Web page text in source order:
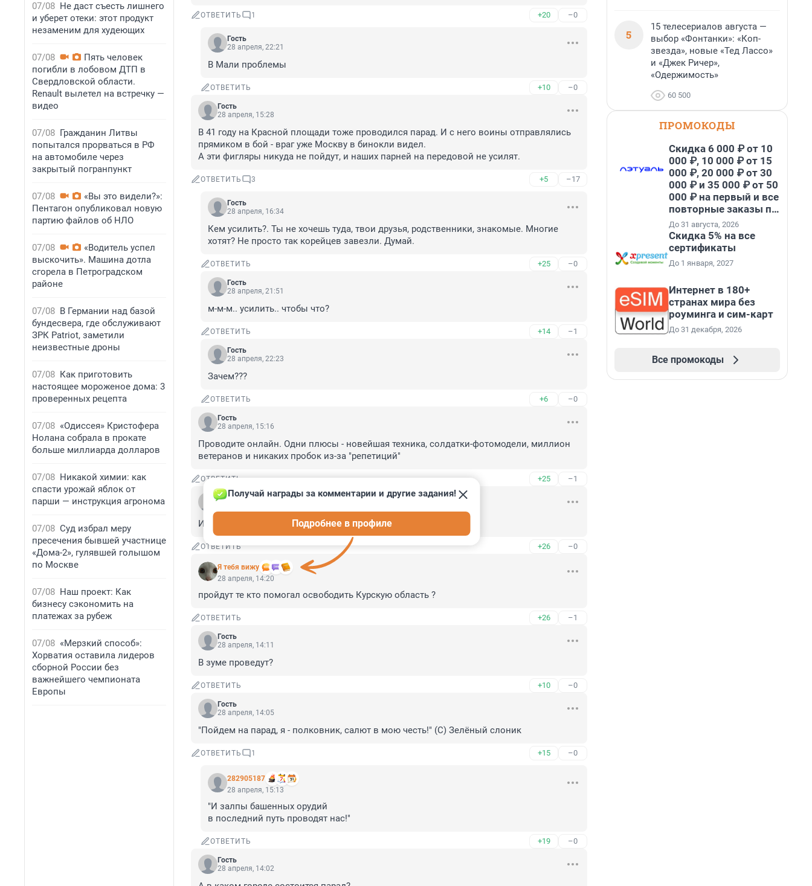
07/08 Не даст съесть лишнего
и уберет отеки: этот продукт
незаменим для худеющих
07/08
Пять человек
погибли в лобовом ДТП в
Свердловской области.
Renault вылетел на встречку —
видео
07/08 Гражданин Литвы
попытался прорваться в РФ
на автомобиле через
закрытый погранпункт
07/08
«Вы это видели?»:
Пентагон опубликовал новую
партию файлов об НЛО
07/08
«Водитель успел
выскочить». Машина дотла
сгорела в Петроградском
районе
07/08 В Германии над базой
бундесвера, где обслуживают
ЗРК Patriot, заметили
неизвестные дроны
07/08 Как приготовить
настоящее мороженое дома: 3
проверенных рецепта
07/08 «Одиссея» Кристофера
Нолана собрала в прокате
больше миллиарда долларов
07/08 Никакой химии: как
спасти урожай яблок от
парши — инструкция агронома
07/08 Суд избрал меру
пресечения бывшей участнице
«Дома-2», гулявшей голышом
по Москве
07/08 Наш проект: Как
бизнесу сэкономить на
платежах за рубеж
07/08 «Мерзкий способ»:
Хорватия оставила лидеров
сборной России без
важнейшего чемпионата
Европы
ОТВЕТИТЬ 1 +20 –0
Гость
28 апреля, 22:21
В Мали проблемы
ОТВЕТИТЬ +10 –0
Гость
28 апреля, 15:28
В 41 году на Красной площади тоже проводился парад. И с него воины отправлялись
прямиком в бой - враг уже Москву в бинокли видел.
А эти фигляры никуда не пойдут, и наших парней на передовой не усилят.
ОТВЕТИТЬ 3 +5 –17
Гость
28 апреля, 16:34
Кем усилить?. Ты не хочешь туда, твои друзья, родственники, знакомые. Многие
хотят? Не просто так корейцев завезли. Думай.
ОТВЕТИТЬ +25 –0
Гость
28 апреля, 21:51
м-м-м.. усилить.. чтобы что?
ОТВЕТИТЬ +14 –1
Гость
28 апреля, 22:23
Зачем???
ОТВЕТИТЬ +6 –0
Гость
28 апреля, 15:16
Проводите онлайн. Одни плюсы - новейшая техника, солдатки-фотомодели, миллион
ветеранов и никаких пробок из-за "репетиций"
ОТВЕТИТЬ +25 –1
Гость
Интересно, какие "форматы проведения парада" могут быть?
ОТВЕТИТЬ +26 –0
Я тебя вижу
Получай награды за комментарии и другие задания!
Подробнее в профиле
28 апреля, 14:20
пройдут те кто помогал освободить Курскую область ?
ОТВЕТИТЬ +26 –1
Гость
28 апреля, 14:11
В зуме проведут?
ОТВЕТИТЬ +10 –0
Гость
28 апреля, 14:05
"Пойдем на парад, я - полковник, салют в мою честь!" (С) Зелёный слоник
ОТВЕТИТЬ 1 +15 –0
282905187
28 апреля, 15:13
"И залпы башенных орудий
в последний путь проводят нас!"
ОТВЕТИТЬ +19 –0
Гость
28 апреля, 14:02
5
15 телесериалов августа —
выбор «Фонтанки»: «Коп-
звезда», новые «Тед Лассо»
и «Джек Ричер»,
«Одержимость»
60 500
ПРОМОКОДЫ
Скидка 6 000 ₽ от 10
000 ₽, 10 000 ₽ от 15
000 ₽, 20 000 ₽ от 30
000 ₽ и 35 000 ₽ от 50
000 ₽ на первый и все
повторные заказы по
промокоду НАБЕРИ
До 31 августа, 2026
Скидка 5% на все
сертификаты
До 1 января, 2027
Интернет в 180+
странах мира без
роуминга и сим-карт
До 31 декабря, 2026
Все промокоды